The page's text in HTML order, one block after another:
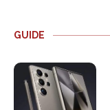
GUIDE